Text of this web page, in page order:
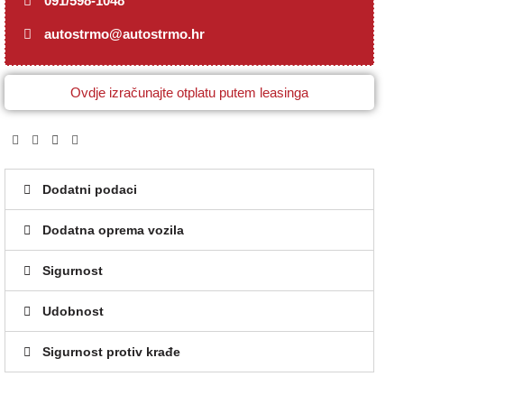
autostrmo@autostrmo.hr
Ovdje izračunajte otplatu putem leasinga
Dodatni podaci
Dodatna oprema vozila
Sigurnost
Udobnost
Sigurnost protiv krađe